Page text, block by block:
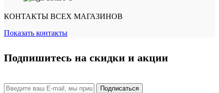
КОНТАКТЫ ВСЕХ МАГАЗИНОВ
Показать контакты
Подпишитесь на скидки и акции